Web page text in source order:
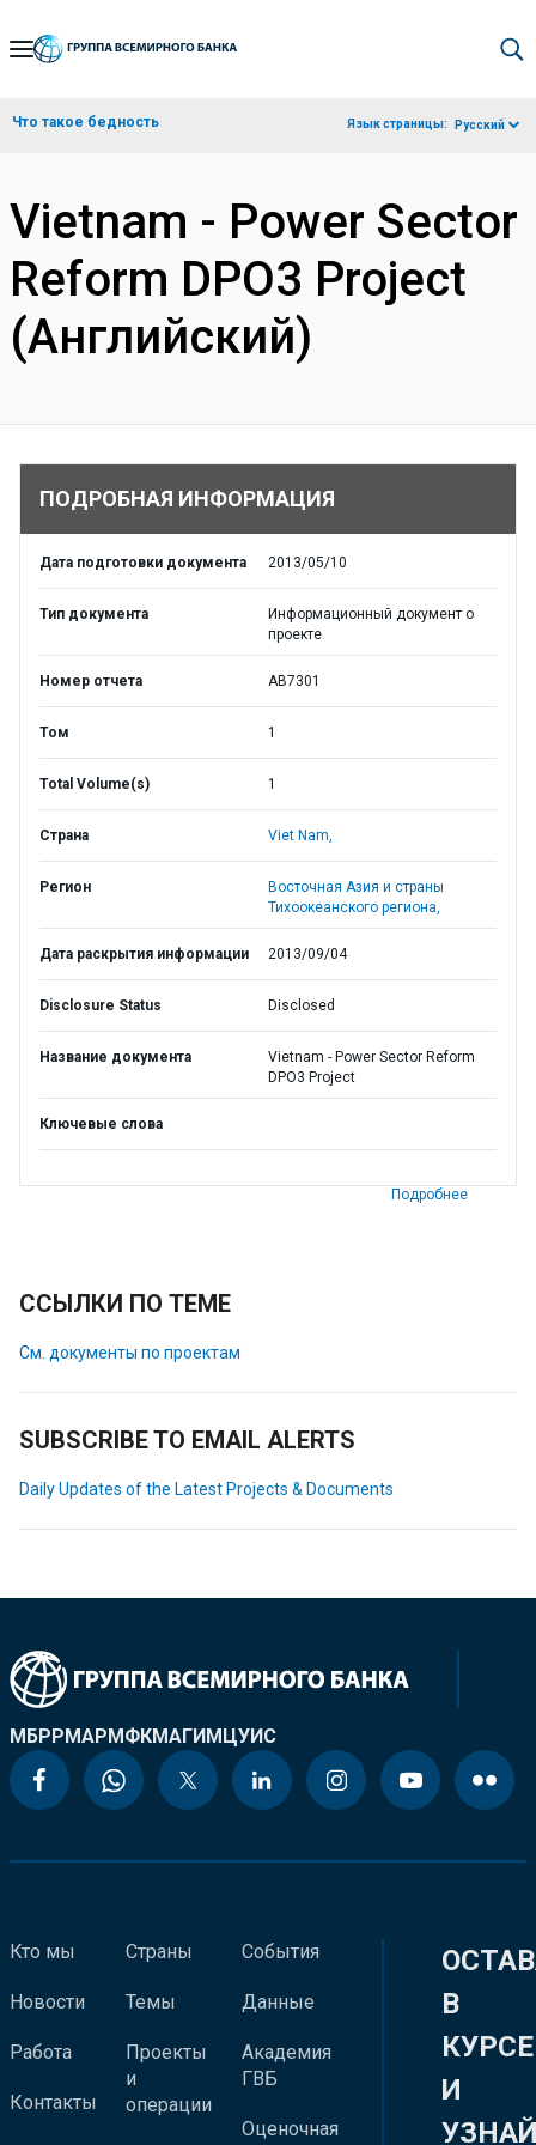
Skip
Navigation
Что такое бедность Язык страницы: Русский
Vietnam - Power Sector
Reform DPO3 Project
(Английский)
ПОДРОБНАЯ ИНФОРМАЦИЯ
Дата подготовки документа 2013/05/10
Тип документа
Информационный документ о
проекте
Номер отчета AB7301
Том 1
Total Volume(s) 1
Страна Viet Nam,
Регион
Восточная Азия и страны
Тихоокеанского региона,
Дата раскрытия информации 2013/09/04
Disclosure Status Disclosed
Название документа
Vietnam - Power Sector Reform
DPO3 Project
Ключевые слова
Подробнее
ССЫЛКИ ПО ТЕМЕ
См. документы по проектам
SUBSCRIBE TO EMAIL ALERTS
Daily Updates of the Latest Projects & Documents
МБРРМАРМФКМАГИМЦУИС
Кто мы
Новости
Работа
Контакты
Страны
Темы
Проекты
и
операции
События
Данные
Академия
ГВБ
Оценочная
В
КУРСЕ
И